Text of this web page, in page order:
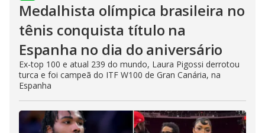
Medalhista olímpica brasileira no
tênis conquista título na
Espanha no dia do aniversário
Ex-top 100 e atual 239 do mundo, Laura Pigossi derrotou
turca e foi campeã do ITF W100 de Gran Canária, na
Espanha